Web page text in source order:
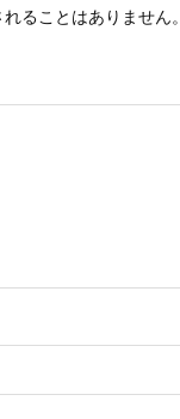
ることはありません。